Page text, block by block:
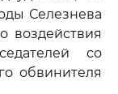
Селезнева
воздействия
со
обвинителя